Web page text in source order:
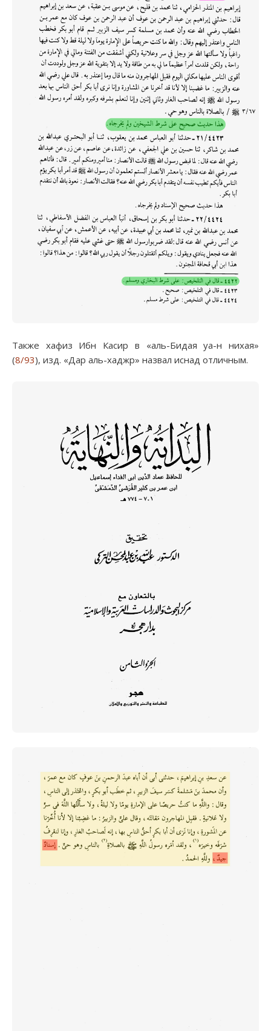
Также хафиз Ибн Касир в «аль-Бидая уа-н нихая»
(8/93), изд. «Дар аль-хаджр» назвал иснад отличным.